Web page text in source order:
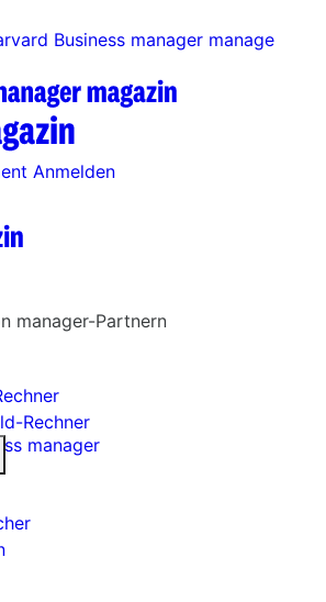
Business manager manage
Anmelden
manager
manager-Partnern
Rechner